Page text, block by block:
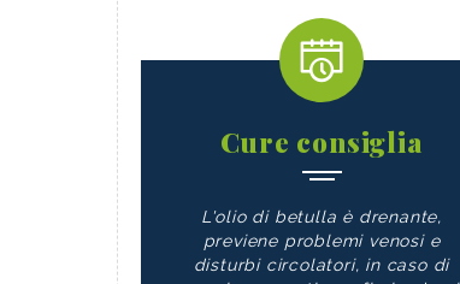
Cure consiglia
L'olio di betulla è drenante,
previene problemi venosi e
disturbi circolatori, in caso di